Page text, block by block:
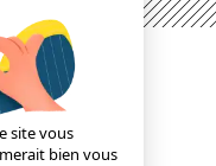
site vous
bien vous